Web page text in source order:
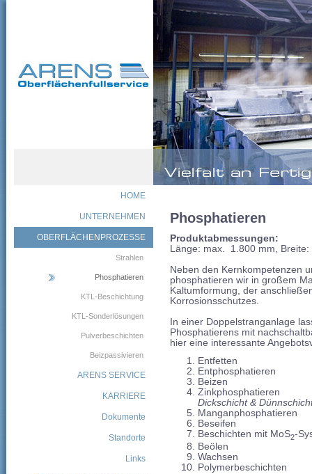
HOME
UNTERNEHMEN
OBERFLÄCHENPROZESSE
Strahlen
Phosphatieren
KTL-Beschichtung
KTL-Sonderlösungen
Pulverbeschichten
Beizpassivieren
ARENS SERVICE
KARRIERE
Dokumente
Standorte
Links
Phosphatieren
Produktabmessungen:
Länge: max. 1.800 mm,
Neben den Kernkompetenzen
phosphatieren wir in großem
Kaltumformung, der
Korrosionsschutzes.
In einer Doppelstranganlage
Phosphatierens mit
hier eine interessante
Entfetten
Entphosphatieren
Beizen
Zinkphosphatieren
Dickschicht &
Manganphosphatieren
Beseifen
Beschichten mit MoS2-
Beölen
Wachsen
Polymerbeschichten